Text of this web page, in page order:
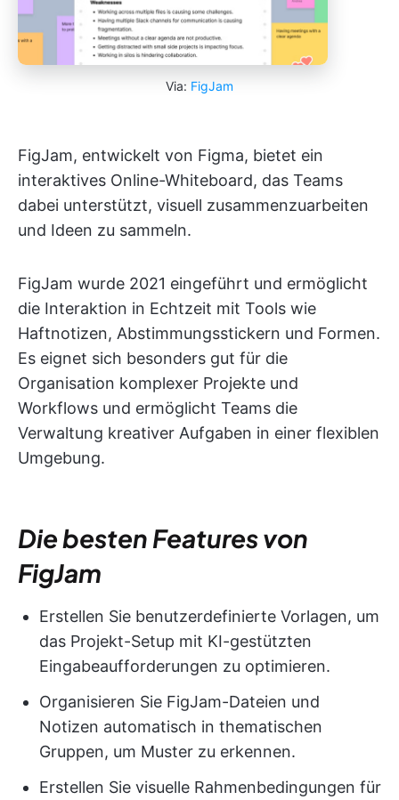
Via: FigJam
FigJam, entwickelt von Figma, bietet ein
interaktives Online-Whiteboard, das Teams
dabei unterstützt, visuell zusammenzuarbeiten
und Ideen zu sammeln.
FigJam wurde 2021 eingeführt und ermöglicht
die Interaktion in Echtzeit mit Tools wie
Haftnotizen, Abstimmungsstickern und Formen.
Es eignet sich besonders gut für die
Organisation komplexer Projekte und
Workflows und ermöglicht Teams die
Verwaltung kreativer Aufgaben in einer flexiblen
Umgebung.
Die besten Features von
FigJam
Erstellen Sie benutzerdefinierte Vorlagen, um
das Projekt-Setup mit KI-gestützten
Eingabeaufforderungen zu optimieren.
Organisieren Sie FigJam-Dateien und
Notizen automatisch in thematischen
Gruppen, um Muster zu erkennen.
Erstellen Sie visuelle Rahmenbedingungen für